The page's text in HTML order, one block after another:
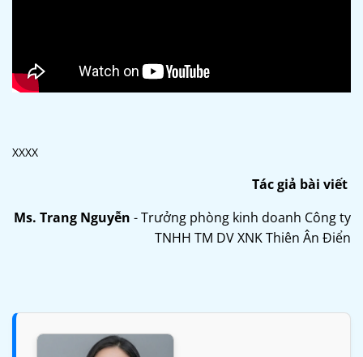
XXXX
Tác giả bài viết
Ms. Trang Nguyễn - Trưởng phòng kinh doanh Công ty
TNHH TM DV XNK Thiên Ân Điển